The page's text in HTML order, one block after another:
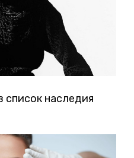
список наследия